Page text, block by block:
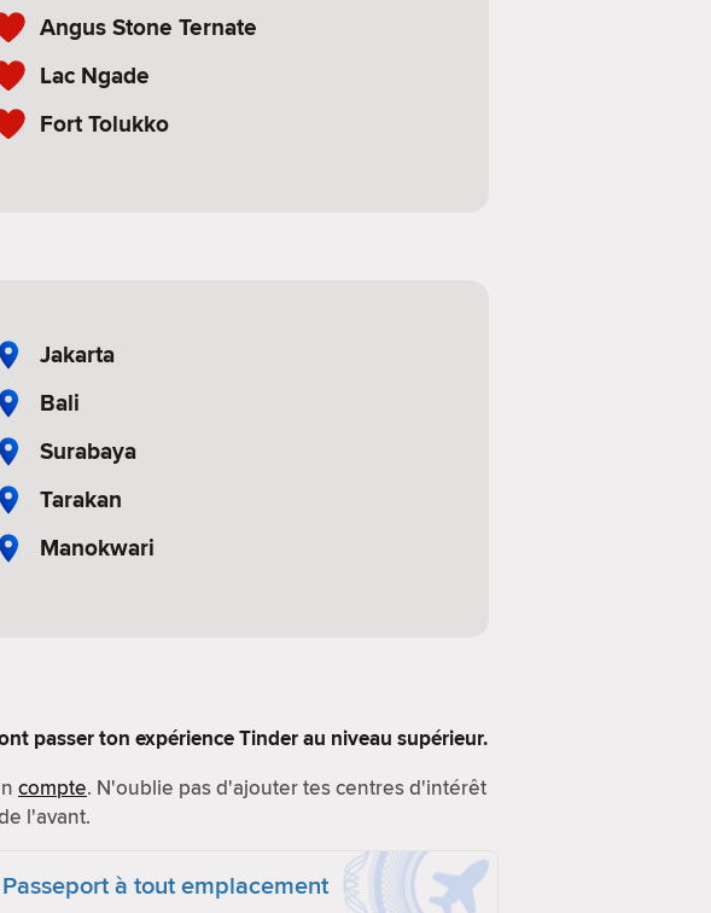
Angus Stone Ternate
Lac Ngade
Fort Tolukko
Jakarta
Bali
Surabaya
Tarakan
Manokwari
passer ton expérience Tinder au niveau supérieur.
compte. N'oublie pas d'ajouter tes centres d'intérêt
l'avant.
Passeport à tout emplacement